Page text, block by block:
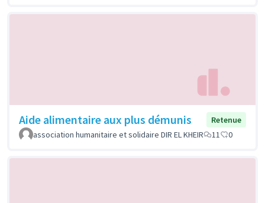
Aide alimentaire aux plus démunis
Retenue
association humanitaire et solidaire DIR EL KHEIR
11 0